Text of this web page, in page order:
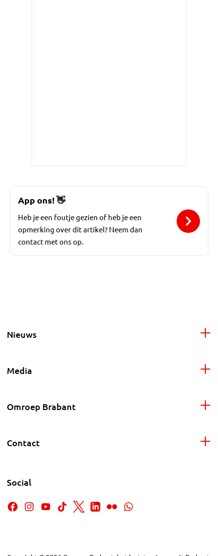
App ons!👋
Heb je een foutje gezien of heb je een
opmerking over dit artikel? Neem dan
contact met ons op.
Nieuws
Media
Omroep Brabant
Contact
Social